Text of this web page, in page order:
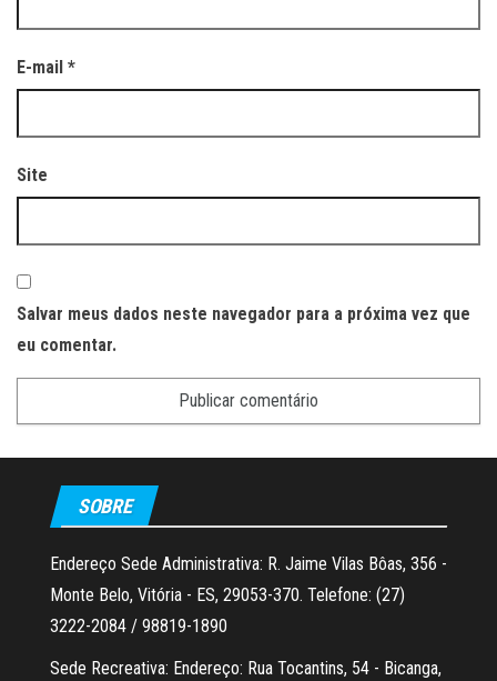
E-mail *
Site
Salvar meus dados neste navegador para a próxima vez que
eu comentar.
SOBRE
Endereço Sede Administrativa: R. Jaime Vilas Bôas, 356 -
Monte Belo, Vitória - ES, 29053-370. Telefone: (27)
3222-2084 / 98819-1890
Sede Recreativa: Endereço: Rua Tocantins, 54 - Bicanga,